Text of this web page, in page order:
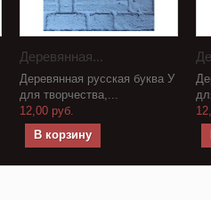
Деревянная...
Деревянная русская буква У
для творчества,...
12,00 руб.
В корзину